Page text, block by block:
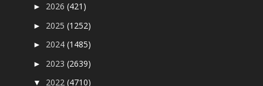
► 2026(421)
► 2025(1252)
► 2024(1485)
► 2023(2639)
▼ 2022(4710)